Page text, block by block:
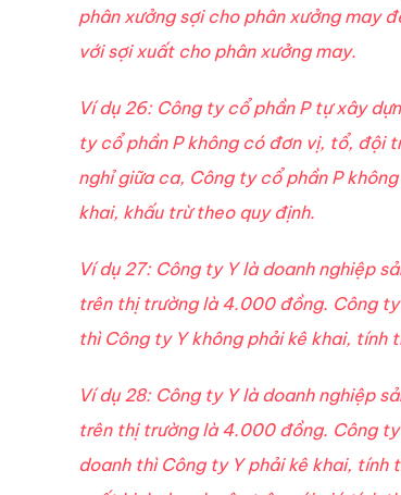
phân xưởng sợi cho phân xưởng may
với sợi xuất cho phân xưởng may.
Ví dụ 26: Công ty cổ phần P tự xây
ty cổ phần P không có đơn vị, tổ, đội
nghỉ giữa ca, Công ty cổ phần P
khai, khấu trừ theo quy định.
Ví dụ 27: Công ty Y là doanh nghiệp
trên thị trường là 4.000 đồng. Công
thì Công ty Y không phải kê khai, tính
Ví dụ 28: Công ty Y là doanh nghiệp
trên thị trường là 4.000 đồng. Công
doanh thì Công ty Y phải kê khai,